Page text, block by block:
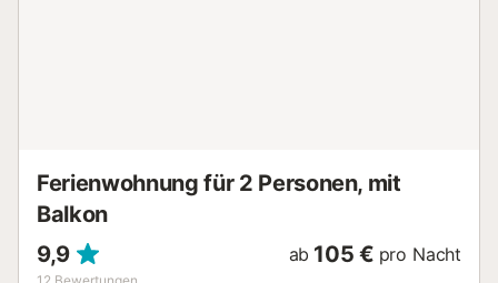
Ferienwohnung für 2 Personen, mit
Balkon
9,9
12 Bewertungen
ab 105 € pro Nacht